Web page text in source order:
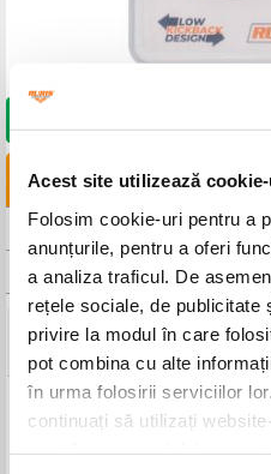
Acest site utilizează
Folosim cookie-uri pentru a
anunțurile, pentru a oferi
a analiza traficul. De
rețele sociale, de publicitate
privire la modul în care
pot combina cu alte
în urma folosirii serviciilor
continuați să utilizați
LINKURI UTILE
CAUTA DISTRIBUITOR
CAUTA SERVICE
Detalii tehnice
Număr dinți
Pilă compatibilă